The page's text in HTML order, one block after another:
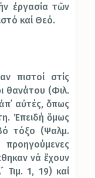
ἐργασία τῶν
καί Θεό.
πιστοί στίς
θανάτου (Φιλ.
αὐτές, ὅπως
Ἐπειδή ὅμως
τόξο (Ψαλμ.
νά ἔχουν
Τιμ. 1, 19) καί